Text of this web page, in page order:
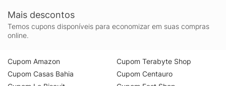
Mais descontos
Temos cupons disponíveis para economizar em suas compras
online.
Cupom Amazon
Cupom Casas Bahia
Cupom Terabyte Shop
Cupom Centauro